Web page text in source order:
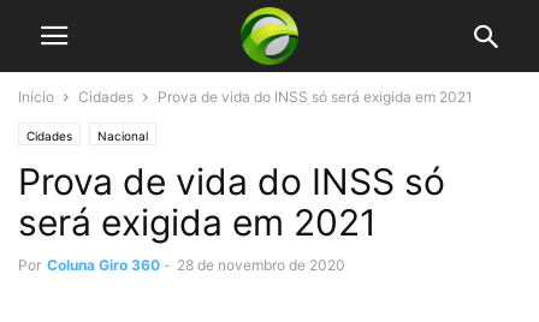
Início Cidades Prova de vida do INSS só será exigida em 2021
Cidades Nacional
Prova de vida do INSS só
será exigida em 2021
Por Coluna Giro 360 - 28 de novembro de 2020